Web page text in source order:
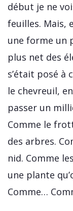
début je ne
feuilles. Mais,
une forme un
plus net des
s’était posé à
le chevreuil,
passer un
Comme le
des arbres.
nid. Comme
une plante
Comme…